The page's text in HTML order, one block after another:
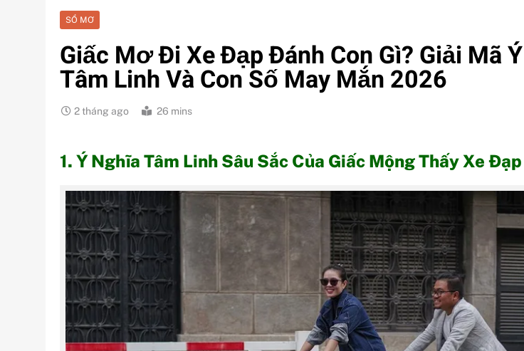
SỔ MƠ
Giấc Mơ Đi Xe Đạp Đánh Con Gì? Giải Mã
Tâm Linh Và Con Số May Mắn 2026
2 tháng ago 26 mins
1. Ý Nghĩa Tâm Linh Sâu Sắc Của Giấc Mộng Thấy Xe Đạp